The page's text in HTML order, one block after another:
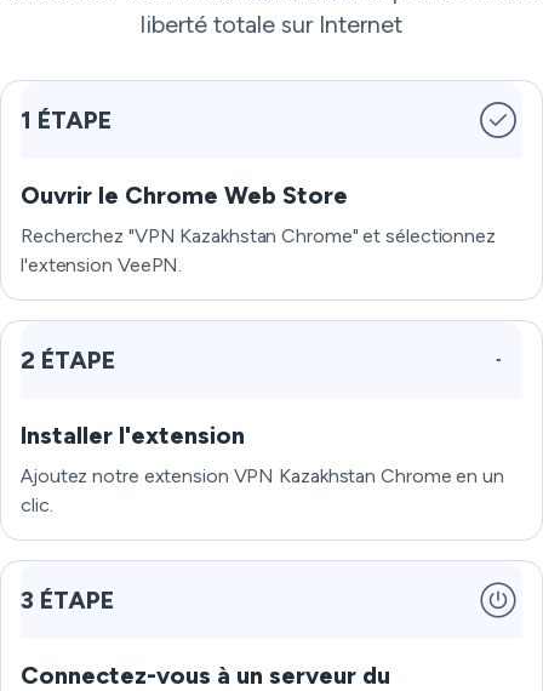
liberté totale sur Internet
1 ÉTAPE
Ouvrir le Chrome Web Store
Recherchez "VPN Kazakhstan Chrome" et sélectionnez
l'extension VeePN.
2 ÉTAPE
Installer l'extension
Ajoutez notre extension VPN Kazakhstan Chrome en un
clic.
3 ÉTAPE
Connectez-vous à un serveur du